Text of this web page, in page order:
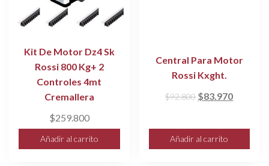
Kit De Motor Dz4 Sk
Rossi 800 Kg+ 2
Controles 4mt
Cremallera
$259.800
Añadir al carrito
Central Para Motor
Rossi Kxght.
$92.800 El
era:
$83.970El
Añadir al carrito